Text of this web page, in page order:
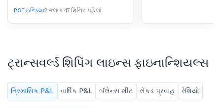
અખબારની જાહેરાત સબમિટ કરવી
BSE ઇન્ડિયા2 કલાક 47 મિનિટ પહેલાં
ટ્રાન્સવર્લ્ડ શિપિંગ લાઇન્સ ફાઇનાન્શિયલ્સ
ત્રિમાસિક P&L વાર્ષિક P&L બૅલેન્સ શીટ રોકડ પ્રવાહ રેશિયો